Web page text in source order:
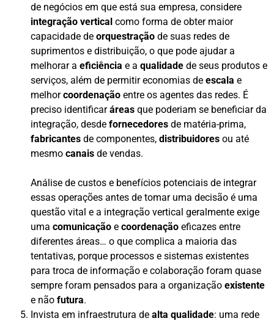
de negócios em que está sua empresa, considere
integração vertical como forma de obter maior
capacidade de orquestração de suas redes de
suprimentos e distribuição, o que pode ajudar a
melhorar a eficiência e a qualidade de seus produtos e
serviços, além de permitir economias de escala e
melhorcoordenação entre os agentes das redes. É
preciso identificaráreas que poderiam se beneficiar da
integração, desde fornecedores de matéria-prima,
fabricantes de componentes, distribuidores ou até
mesmo canais de vendas.
Análise de custos e benefícios potenciais de integrar
essas operações antes de tomar uma decisão é uma
questão vital e a integração vertical geralmente exige
uma comunicação e coordenação eficazes entre
diferentes áreas… o que complica a maioria das
tentativas, porque processos e sistemas existentes
para troca de informação e colaboração foram quase
sempre foram pensados para a organização existente
e não futura.
Invista em infraestrutura de alta qualidade: uma rede